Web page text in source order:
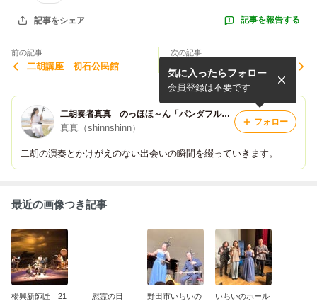
記事をシェア 記事を報告する
前の記事
二胡講座 初石公民館
次の記事
二胡講座始まります
二胡奏者真真 のっほほ～ん「パンダフル」な時間
真真（shinnshinn）
二胡の演奏とかけがえのない出会いの瞬間を綴っていきます。
気に入ったらフォロー
会員登録は不要です
フォロー
最近の画像つき記事
楊興新師匠 21
慰霊の日
野田市いちいの
いちいのホール